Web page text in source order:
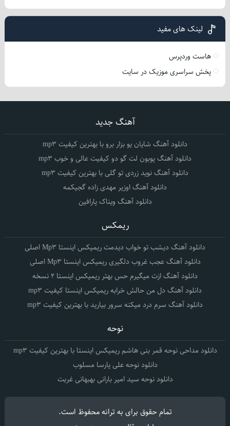
لینک های مفید
هاست وردپرس
پخش سراسری موزیک در سایت
آهنگ جدید
دانلود آهنگ شایان یو بزار برو با بهترین کیفیت mp3
دانلود آهنگ پوبون لت گو دو کیفیت عالی و خوب mp3
دانلود آهنگ نوید زردی تو گلی با بهترین کیفیت mp3
دانلود آهنگ اوزیر مهدی زاده گجیکمه
دانلود آهنگ ویناک پارافین
ریمکس
دانلود آهنگ دیشب تو خواب دیدمت ریمیکس اینستا Mp3 اصلی
دانلود آهنگ عجب غروب دلگیری ریمیکس اینستا Mp3 اصلی
دانلود آهنگ ازت میگیرم حس بهتر ریمیکس اینستا 2 نسخه
دانلود آهنگ دل من حالش خرابه ریمیکس اینستا کیفیت mp3
دانلود آهنگ سرم درد میکنه سرور بیارید با بهترین کیفیت mp3
نوحه
دانلود مداحی نوحه قمر بنی هاشم ریمیکس اینستا با بهترین کیفیت mp3
دانلود نوحه علی پارسا مسلوب
دانلود نوحه سید امیر بارانی بهبهانی غربت
تمام حقوق برای به ترانهمحفوظ است.